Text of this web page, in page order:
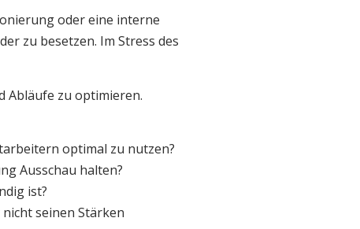
oder eine interne
zu besetzen. Im Stress des
Abläufe zu optimieren.
optimal zu nutzen?
Ausschau halten?
ist?
seinen Stärken